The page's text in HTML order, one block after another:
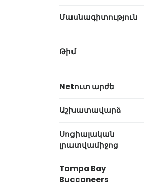
Մասնագիտություն
Թիմ
Netուտ արժե
Աշխատավարձ
Սոցիալական
լրատվամիջոց
Tampa Bay
Buccaneers